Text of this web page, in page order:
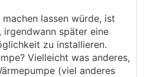
lassen würde, ist
später eine
zu installieren.
Vielleicht was anderes,
(viel anderes